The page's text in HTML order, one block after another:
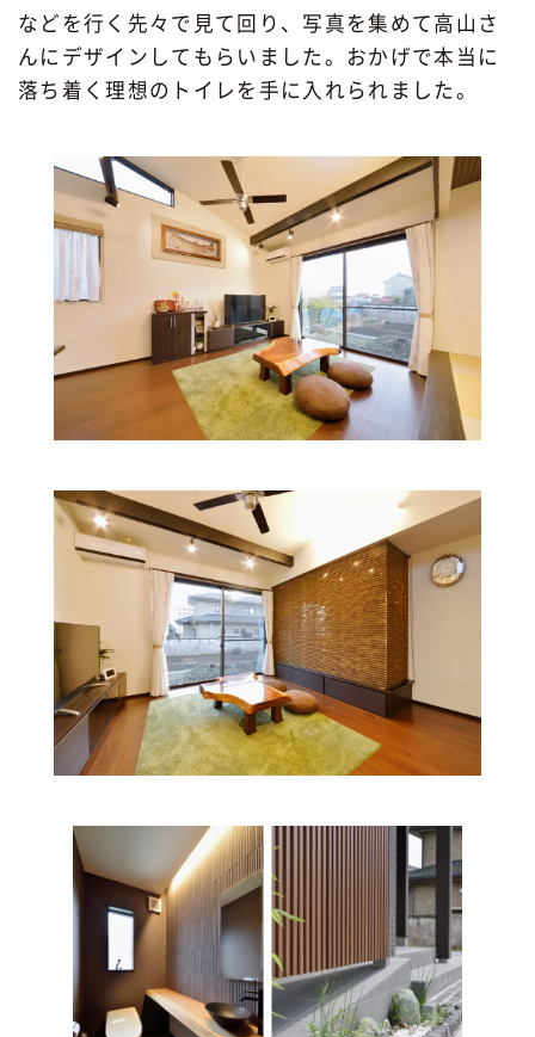
などを行く先々で見て回り、写真を集めて高山さ
んにデザインしてもらいました。おかげで本当に
落ち着く理想のトイレを手に入れられました。